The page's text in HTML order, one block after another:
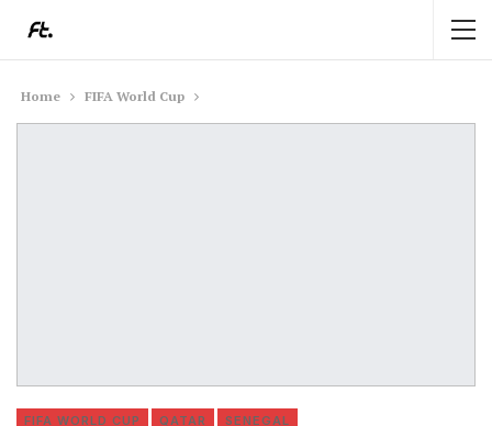
Home FIFA World Cup
FIFA WORLD CUP QATAR SENEGAL